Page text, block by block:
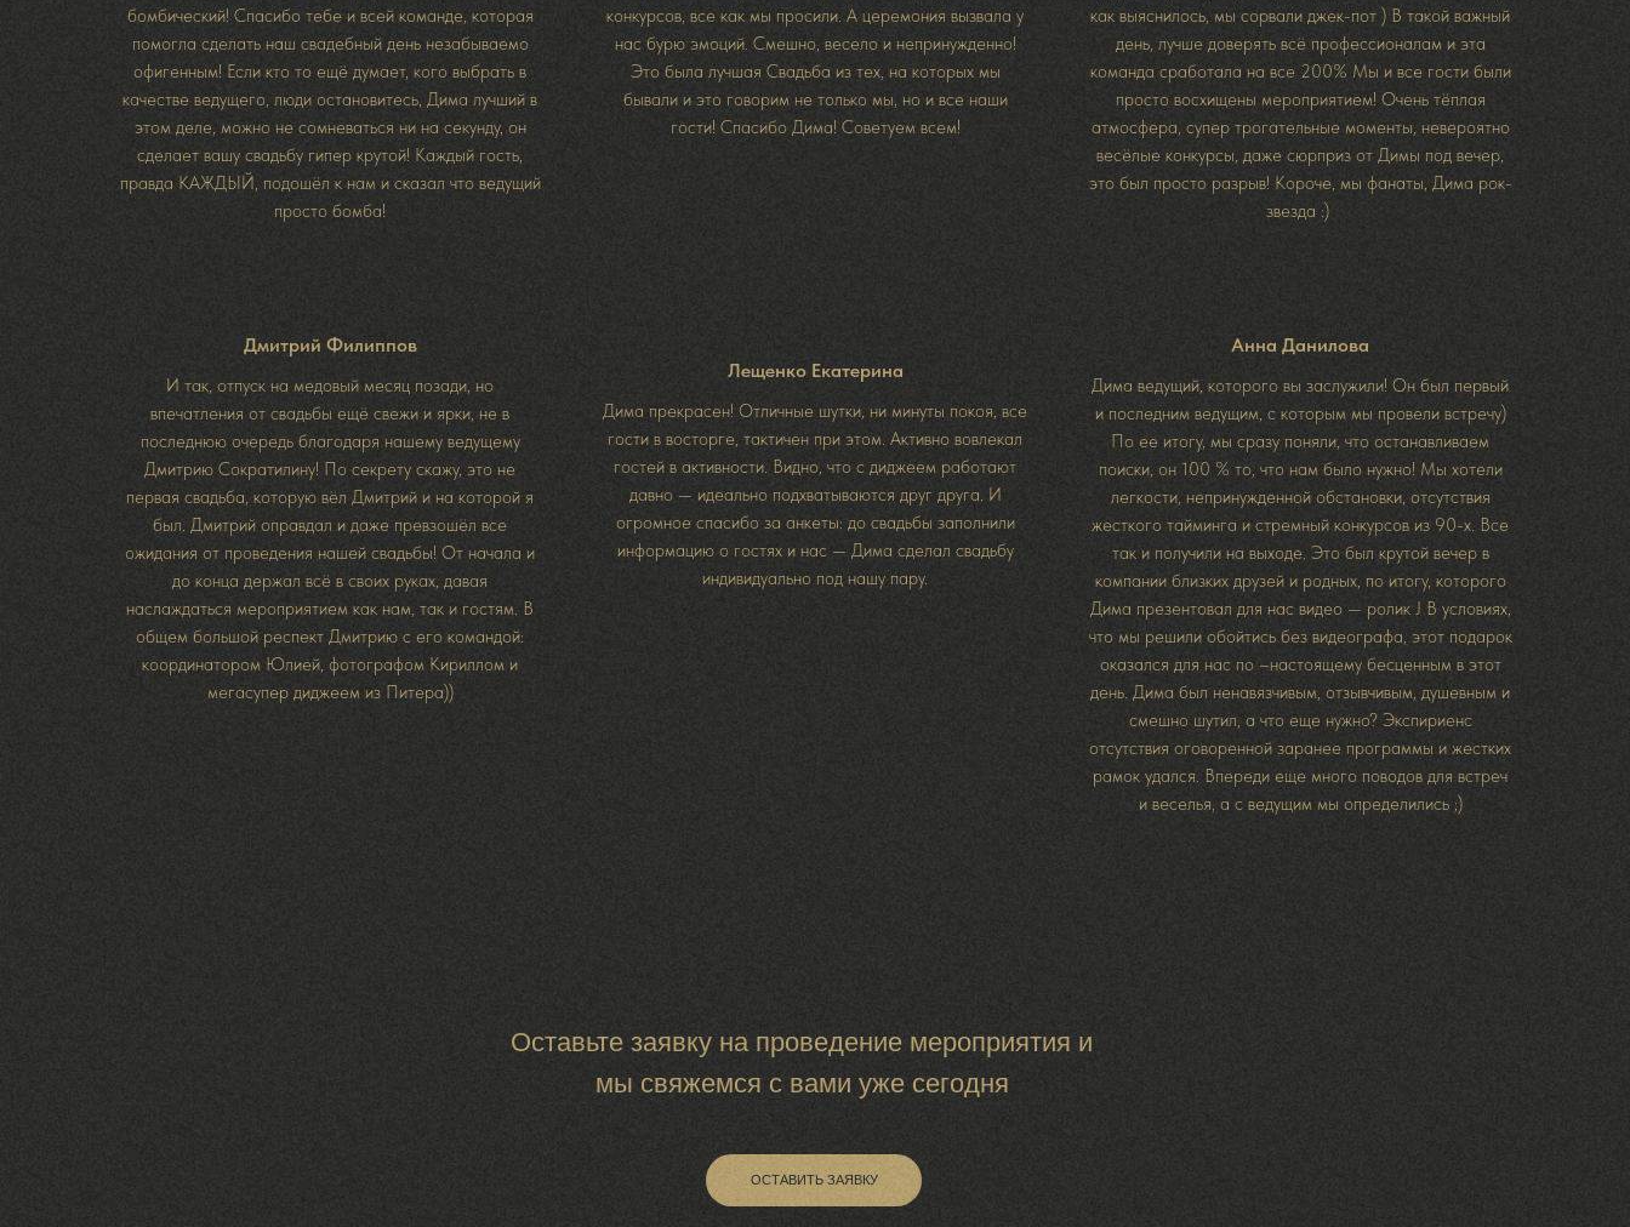
бомбический! Спасибо тебе и всей команде, которая
помогла сделать наш свадебный день незабываемо
офигенным! Если кто то ещё думает, кого выбрать в
качестве ведущего, люди остановитесь, Дима лучший в
этом деле, можно не сомневаться ни на секунду, он
сделает вашу свадьбу гипер крутой! Каждый гость,
правда КАЖДЫЙ, подошёл к нам и сказал что ведущий
просто бомба!
конкурсов, все как мы просили. А церемония вызвала у
нас бурю эмоций. Смешно, весело и непринужденно!
Это была лучшая Свадьба из тех, на которых мы
бывали и это говорим не только мы, но и все наши
гости! Спасибо Дима! Советуем всем!
как выяснилось, мы сорвали джек-пот ) В такой важный
день, лучше доверять всё профессионалам и эта
команда сработала на все 200% Мы и все гости были
просто восхищены мероприятием! Очень тёплая
атмосфера, супер трогательные моменты, невероятно
весёлые конкурсы, даже сюрприз от Димы под вечер,
это был просто разрыв! Короче, мы фанаты, Дима рок-
звезда :)
Дмитрий Филиппов
И так, отпуск на медовый месяц позади, но
впечатления от свадьбы ещё свежи и ярки, не в
последнюю очередь благодаря нашему ведущему
Дмитрию Сократилину! По секрету скажу, это не
первая свадьба, которую вёл Дмитрий и на которой я
был. Дмитрий оправдал и даже превзошёл все
ожидания от проведения нашей свадьбы! От начала и
до конца держал всё в своих руках, давая
наслаждаться мероприятием как нам, так и гостям. В
общем большой респект Дмитрию с его командой:
координатором Юлией, фотографом Кириллом и
мегасупер диджеем из Питера))
Лещенко Екатерина
Дима прекрасен! Отличные шутки, ни минуты покоя, все
гости в восторге, тактичен при этом. Активно вовлекал
гостей в активности. Видно, что с диджеем работают
давно — идеально подхватываются друг друга. И
огромное спасибо за анкеты: до свадьбы заполнили
информацию о гостях и нас — Дима сделал свадьбу
индивидуально под нашу пару.
Анна Данилова
Дима ведущий, которого вы заслужили! Он был первый
и последним ведущим, с которым мы провели встречу)
По ее итогу, мы сразу поняли, что останавливаем
поиски, он 100 % то, что нам было нужно! Мы хотели
легкости, непринужденной обстановки, отсутствия
жесткого тайминга и стремный конкурсов из 90-х. Все
так и получили на выходе. Это был крутой вечер в
компании близких друзей и родных, по итогу, которого
Дима презентовал для нас видео — ролик J В условиях,
что мы решили обойтись без видеографа, этот подарок
оказался для нас по –настоящему бесценным в этот
день. Дима был ненавязчивым, отзывчивым, душевным и
смешно шутил, а что еще нужно? Экспириенс
отсутствия оговоренной заранее программы и жестких
рамок удался. Впереди еще много поводов для встреч
и веселья, а с ведущим мы определились ;)
Оставьте заявку на проведение мероприятия и